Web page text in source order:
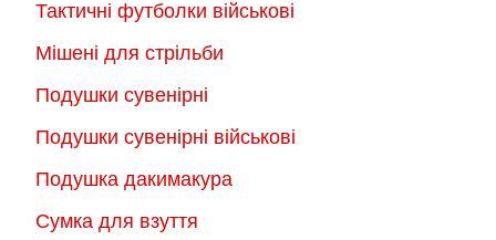
Тактичні футболки військові
Мішені для стрільби
Подушки сувенірні
Подушки сувенірні військові
Подушка дакимакура
Сумка для взуття